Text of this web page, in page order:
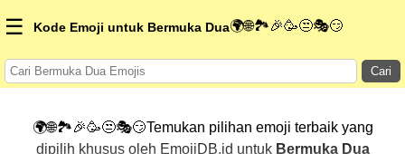
☰ Kode Emoji untuk Bermuka Dua🌍🌐🏞️🎉🥳😒🎭😏
Cari
🌍🌐🏞️🎉🥳😒🎭😏Temukan pilihan emoji terbaik yang
dipilih khusus oleh EmojiDB.id untuk Bermuka Dua